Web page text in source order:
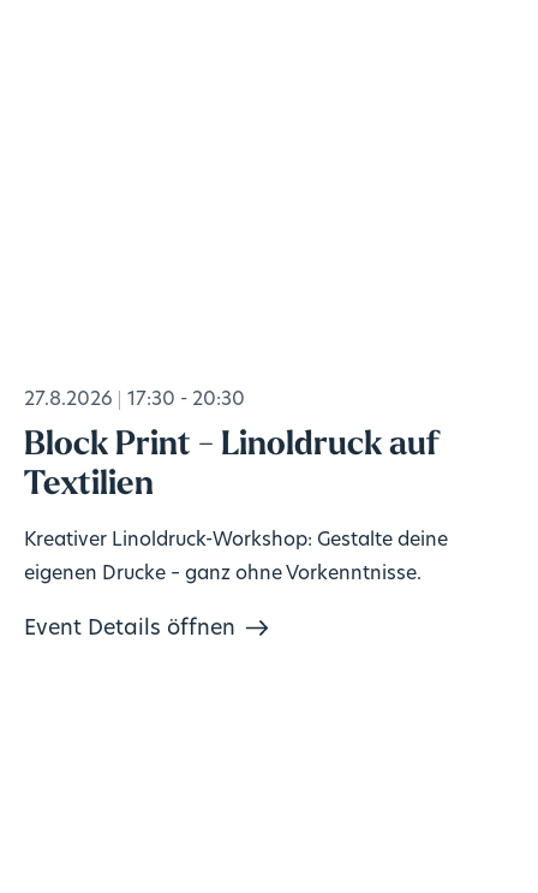
27.8.2026 17:30 - 20:30
Block Print - Linoldruck auf
Textilien
Kreativer Linoldruck-Workshop: Gestalte deine
eigenen Drucke – ganz ohne Vorkenntnisse.
Event Details öffnen